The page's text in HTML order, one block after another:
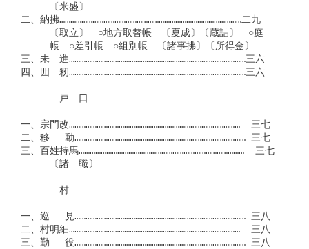
〔米盛〕
二、納拂………………………………………………………………………………………二九
〔取立〕　○地方取替帳　〔夏成〕〔蔵詰〕　○庭
帳　○差引帳　○組別帳　〔諸事拂〕〔所得金〕
三、未　進……………………………………………………………………………………三六
四、囲　籾……………………………………………………………………………………三六
戸　口
一、宗門改…………………………………………………………………………………  三七
二、移　 動………………………………………………………………………………… 三七
三、百姓持馬………………………………………………………………………………  三七
〔諸　職〕
村
一、巡　 見………………………………………………………………………………… 三八
二、村明細…………………………………………………………………………………  三八
三、勤　 役………………………………………………………………………………… 三八